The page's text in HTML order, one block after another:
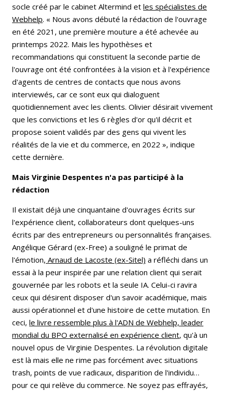
socle créé par le cabinet Altermind et les spécialistes de
Webhelp. « Nous avons débuté la rédaction de l'ouvrage
en été 2021, une première mouture a été achevée au
printemps 2022. Mais les hypothèses et
recommandations qui constituent la seconde partie de
l'ouvrage ont été confrontées à la vision et à l'expérience
d'agents de centres de contacts que nous avons
interviewés, car ce sont eux qui dialoguent
quotidiennement avec les clients. Olivier désirait vivement
que les convictions et les 6 règles d'or qu'il décrit et
propose soient validés par des gens qui vivent les
réalités de la vie et du commerce, en 2022 », indique
cette dernière.
Mais Virginie Despentes n'a pas participé à la
rédaction
Il existait déjà une cinquantaine d'ouvrages écrits sur
l'expérience client, collaborateurs dont quelques-uns
écrits par des entrepreneurs ou personnalités françaises.
Angélique Gérard (ex-Free) a souligné le primat de
l'émotion, Arnaud de Lacoste (ex-Sitel) a réfléchi dans un
essai à la peur inspirée par une relation client qui serait
gouvernée par les robots et la seule IA. Celui-ci ravira
ceux qui désirent disposer d'un savoir académique, mais
aussi opérationnel et d'une histoire de cette mutation. En
ceci, le livre ressemble plus à l'ADN de Webhelp, leader
mondial du BPO externalisé en expérience client, qu'à un
nouvel opus de Virginie Despentes. La révolution digitale
est là mais elle ne rime pas forcément avec situations
trash, points de vue radicaux, disparition de l'individu…
pour ce qui relève du commerce. Ne soyez pas effrayés,